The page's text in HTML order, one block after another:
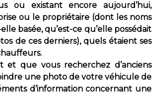
ou existant encore aujourd’hui,
ou le propriétaire (dont les noms
basée, qu’est-ce qu’elle possédait
de ces derniers), quels étaient ses
que vous recherchez d’anciens
une photo de votre véhicule de
d’information concernant une